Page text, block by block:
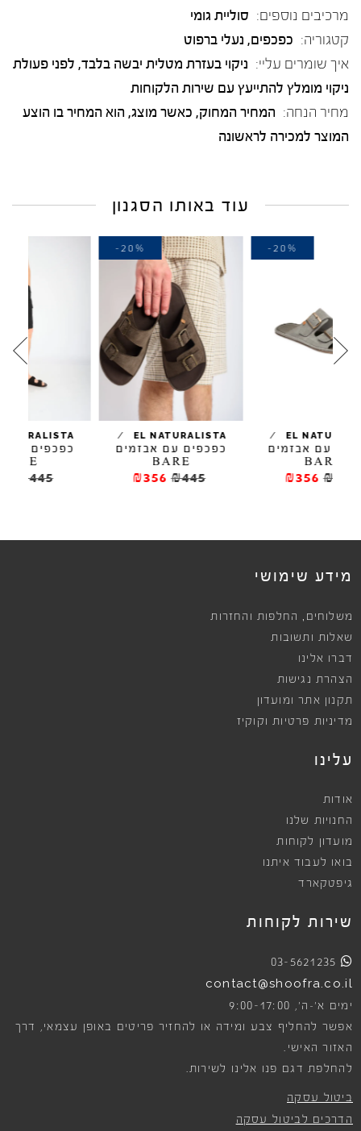
מרכיבים נוספים: סוליית גומי
קטגוריה: כפכפים, נעלי ברפוט
איך שומרים עליי: ניקוי בעזרת מטלית יבשה בלבד, לפני פעולת
ניקוי מומלץ להתייעץ עם שירות הלקוחות
מחיר הנחה: המחיר המחוק, כאשר מוצג, הוא המחיר בו הוצע
המוצר למכירה לראשונה
עוד באותו הסגנון
EL NATURALISTA
/
כפכפים עם אבזמים
-20%
EL NATURALISTA
/
כפכפים עם אבזמים
מידע שימושי
משלוחים , החלפות והחזרות
שאלות ותשובות
דברו אלינו
הצהרת נגישות
תקנון אתר ומועדון
מדיניות פרטיות וקוקיז
עלינו
אודות
החנויות שלנו
מועדון לקוחות
בואו לעבוד איתנו
גיפטקארד
שירות לקוחות
03-5621235
contact@shoofra.co.il
ימים א׳-ה׳, 9:00-17:00
אפשר להחליף צבע ומידה או להחזיר פריטים באופן עצמאי, דרך
האזור האישי.
להחלפת דגם פנו אלינו לשירות.
ביטול עסקה
הדרכים לביטול עסקה